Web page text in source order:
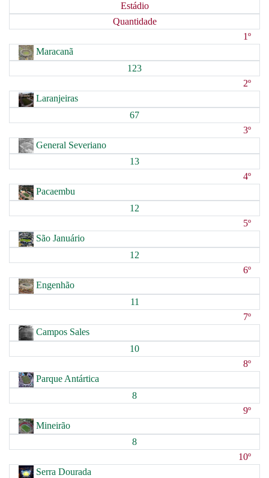
Estádio
Quantidade
1º
Maracanã
123
2º
Laranjeiras
67
3º
General Severiano
13
4º
Pacaembu
12
5º
São Januário
12
6º
Engenhão
11
7º
Campos Sales
10
8º
Parque Antártica
8
9º
Mineirão
8
10º
Serra Dourada